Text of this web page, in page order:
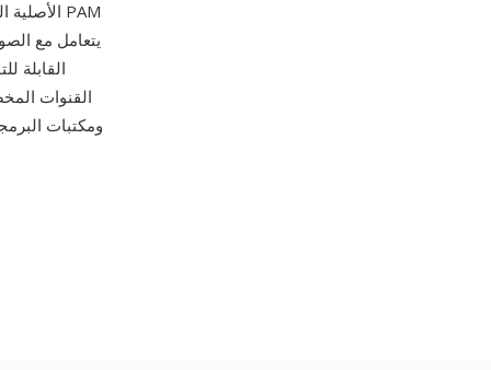
يتعامل مع
القنوات